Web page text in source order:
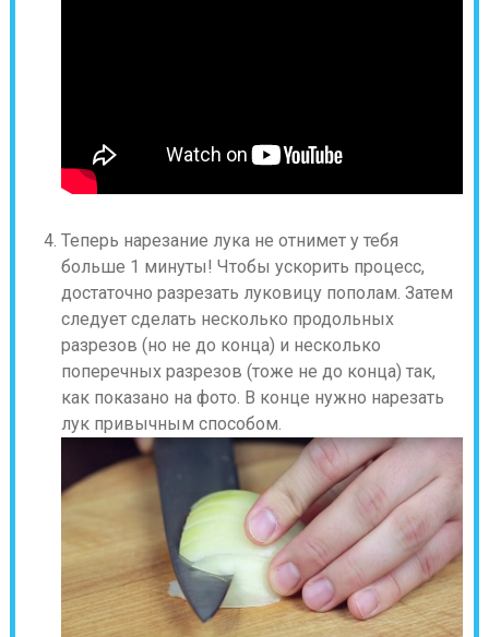
Теперь нарезание лука не отнимет у тебя
больше 1 минуты! Чтобы ускорить процесс,
достаточно разрезать луковицу пополам. Затем
следует сделать несколько продольных
разрезов (но не до конца) и несколько
поперечных разрезов (тоже не до конца) так,
как показано на фото. В конце нужно нарезать
лук привычным способом.